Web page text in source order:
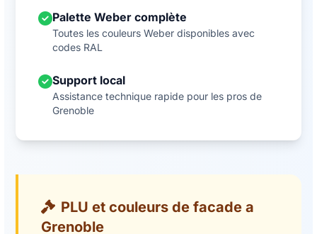
Palette Weber complète
Toutes les couleurs Weber disponibles avec
codes RAL
Support local
Assistance technique rapide pour les pros de
Grenoble
PLU et couleurs de facade a
Grenoble